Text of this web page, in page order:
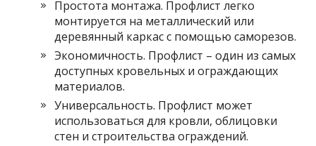
Простота монтажа. Профлист легко
монтируется на металлический или
деревянный каркас с помощью саморезов.
Экономичность. Профлист – один из самых
доступных кровельных и ограждающих
материалов.
Универсальность. Профлист может
использоваться для кровли, облицовки
стен и строительства ограждений.